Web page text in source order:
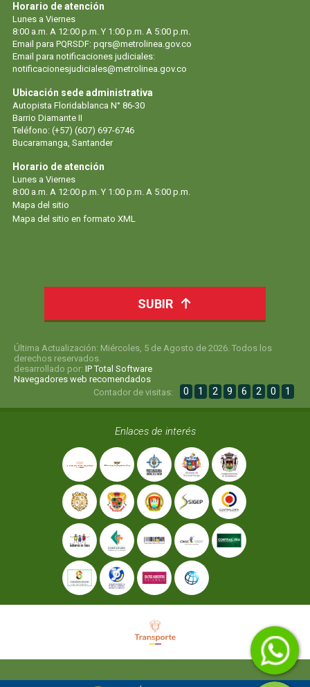
Horario de atención
Lunes a Viernes
8:00 a.m. A 12:00 p.m. Y 1:00 p.m. A 5:00 p.m.
Email para PQRSDF: pqrs@metrolinea.gov.co
Email para notificaciones judiciales:
notificacionesjudiciales@metrolinea.gov.co
Ubicación sede administrativa
Autopista Floridablanca N° 86-30
Barrio Diamante II
Teléfono: (+57) (607) 697-6746
Bucaramanga, Santander
Horario de atención
Lunes a Viernes
8:00 a.m. A 12:00 p.m. Y 1:00 p.m. A 5:00 p.m.
Mapa del sitio
Mapa del sitio en formato XML
SUBIR
Última Actualización: Miércoles, 5 de Agosto de 2026. Todos los
derechos reservados.
desarrollado por: IP Total Software
Navegadores web recomendados
Contador de visitas:
0 1 2 9 6 2 0 1
Enlaces de interés